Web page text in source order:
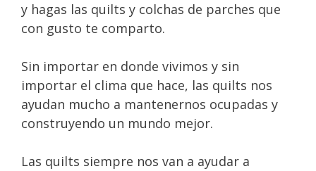
y hagas las quilts y colchas de parches que
con gusto te comparto.
Sin importar en donde vivimos y sin
importar el clima que hace, las quilts nos
ayudan mucho a mantenernos ocupadas y
construyendo un mundo mejor.
Las quilts siempre nos van a ayudar a